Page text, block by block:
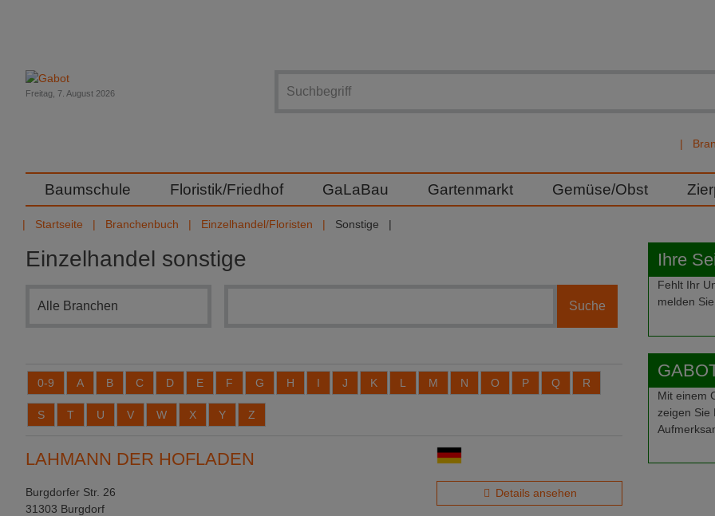
Freitag, 7. August 2026
Baumschule Floristik/Friedhof GaLaBau Gartenmarkt Gemüse/Obst
Startseite Branchenbuch Einzelhandel/Floristen Sonstige
Einzelhandel sonstige
0-9 A B C D E F G H I J K L M N O P Q R
S T U V W X Y Z
LAHMANN DER HOFLADEN
Burgdorfer Str. 26
31303 Burgdorf
Details ansehen
Ihre
Fehlt Ihr
melden
Mit einem
zeigen Sie